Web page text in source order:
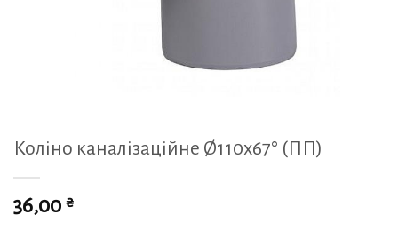
Коліно каналізаційне Ø110х67° (ПП)
36,00 ₴